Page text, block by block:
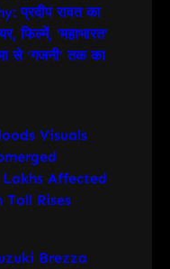
प्रदीप रावत का
फिल्में, ‘महाभारत’
से ‘गजनी’ तक का
Visuals
Affected
Toll Rises
Brezza